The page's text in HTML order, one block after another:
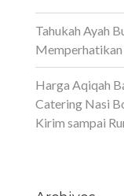
Tahukah Ayah
Harga Aqiqah
Catering Nasi
Kirim sampai